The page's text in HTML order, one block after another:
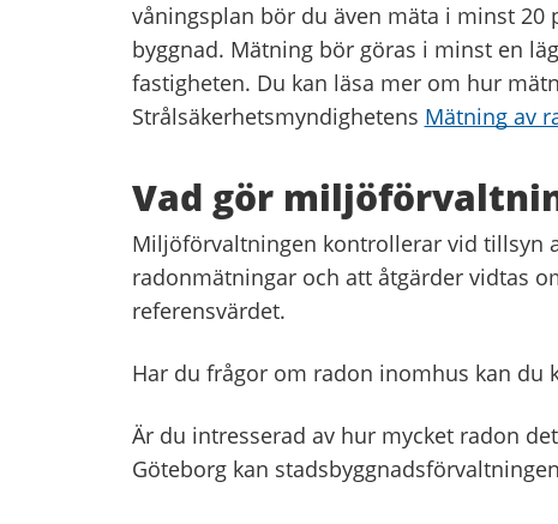
våningsplan bör du även mäta i minst 20
byggnad. Mätning bör göras i minst en
fastigheten. Du kan läsa mer om hur
Strålsäkerhetsmyndighetens Mätning av
Vad gör
Miljöförvaltningen kontrollerar vid tillsyn
radonmätningar och att åtgärder vidtas
referensvärdet.
Har du frågor om radon inomhus kan du
Är du intresserad av hur mycket radon
Göteborg kan